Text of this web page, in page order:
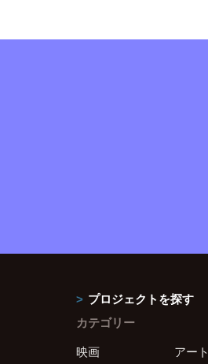
プロジェクトを探す
カテゴリー
映画
アート